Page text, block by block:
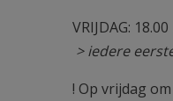
VRIJDAG:
> iedere
! Op vrijdag